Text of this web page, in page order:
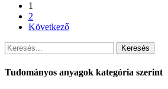
1
2
Következő
Keresés
Tudományos anyagok kategória szerint